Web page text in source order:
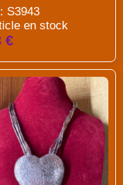
S3943
en stock
€